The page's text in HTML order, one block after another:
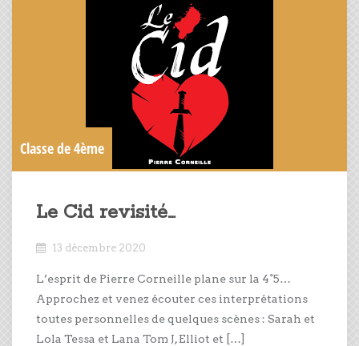
Classe de 4ème
Le Cid revisité…
13 décembre 2020
L’esprit de Pierre Corneille plane sur la 4°5…
Approchez et venez écouter ces interprétations
toutes personnelles de quelques scènes : Sarah et
Lola Tessa et Lana Tom J, Elliot et […]